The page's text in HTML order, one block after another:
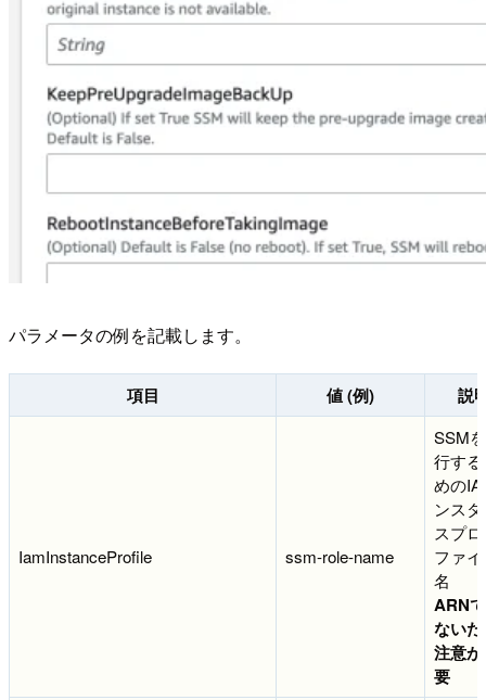
パラメータの例を記載します。
項目 値 (例) 説
IamInstanceProfile ssm-role-name
SSM
行す
めの
ンス
スプロ
ファ
名
ARN
ない
注意
要